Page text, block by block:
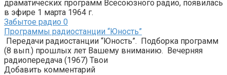
драматических программ Всесоюзного радио, появилась
в эфире 1 марта 1964 г.
Забытое радио 0
Программы радиостанции “Юность”
Передачи радиостанции “Юность”. Подборка программ
(8 вып.) прошлых лет Вашему вниманию. Вечерняя
радиопередача (1967) Твои
Добавить комментарий